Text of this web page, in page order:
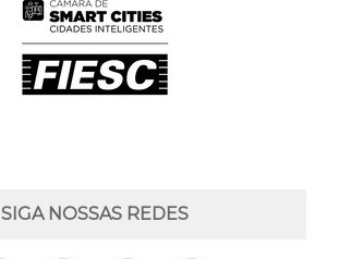
SIGA NOSSAS REDES